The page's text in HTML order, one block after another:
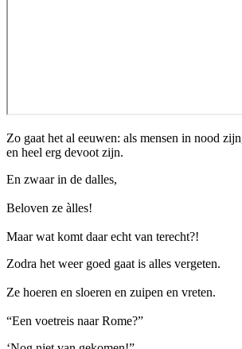
Zo gaat het al eeuwen: als mensen in nood
en heel erg devoot zijn.
En zwaar in de dalles,
Beloven ze àlles!
Maar wat komt daar echt van terecht?!
Zodra het weer goed gaat is alles vergeten.
Ze hoeren en sloeren en zuipen en vreten.
“Een voetreis naar Rome?”